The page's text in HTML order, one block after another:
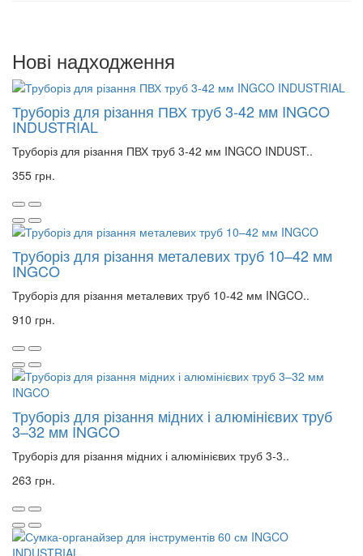
Нові надходження
Труборіз для різання ПВХ труб 3-42 мм INGCO
INDUSTRIAL
Труборіз для різання ПВХ труб 3-42 мм INGCO INDUST..
355 грн.
Труборіз для різання металевих труб 10–42 мм
INGCO
Труборіз для різання металевих труб 10-42 мм INGCO..
910 грн.
Труборіз для різання мідних і алюмінієвих труб
3–32 мм INGCO
Труборіз для різання мідних і алюмінієвих труб 3-3..
263 грн.